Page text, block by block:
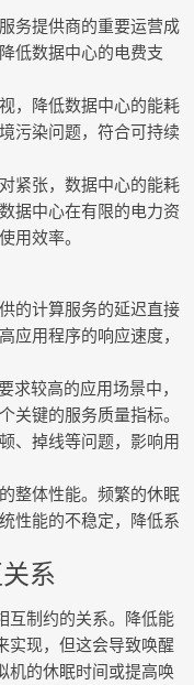
务提供商的重要运营成
低数据中心的电费支
，降低数据中心的能耗
污染问题，符合可持续
紧张，数据中心的能耗
据中心在有限的电力资
用效率。
的计算服务的延迟直接
应用程序的响应速度，
求较高的应用场景中，
关键的服务质量指标。
、掉线等问题，影响用
整体性能。频繁的休眠
性能的不稳定，降低系
系
互制约的关系。降低能
实现，但这会导致唤醒
机的休眠时间或提高唤